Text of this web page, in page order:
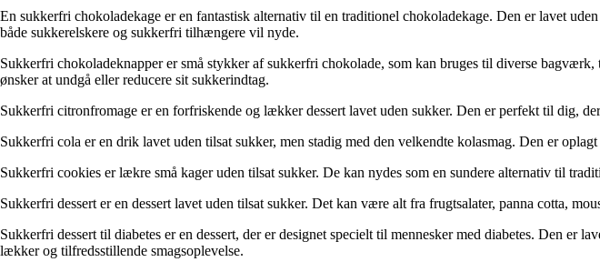
En sukkerfri chokoladekage er en fantastisk alternativ til en traditionel chokoladekage. Den er lavet
både sukkerelskere og sukkerfri tilhængere vil nyde.
Sukkerfri chokoladeknapper er små stykker af sukkerfri chokolade, som kan bruges til diverse
ønsker at undgå eller reducere sit sukkerindtag.
Sukkerfri citronfromage er en forfriskende og lækker dessert lavet uden sukker. Den er perfekt til dig,
Sukkerfri cola er en drik lavet uden tilsat sukker, men stadig med den velkendte kolasmag. Den er
Sukkerfri cookies er lækre små kager uden tilsat sukker. De kan nydes som en sundere alternativ til
Sukkerfri dessert er en dessert lavet uden tilsat sukker. Det kan være alt fra frugtsalater, panna cotta,
Sukkerfri dessert til diabetes er en dessert, der er designet specielt til mennesker med diabetes. Den er
lækker og tilfredsstillende smagsoplevelse.